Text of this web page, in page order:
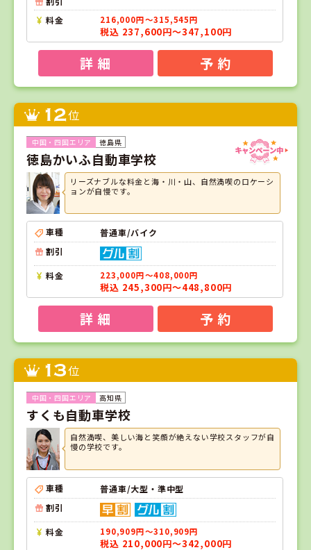
料金
216,000円～315,545円
税込 237,600円～347,100円
詳 細 予 約
12位
徳島県
徳島かいふ自動車学校
リーズナブルな料金と海・川・山、自然満喫のロケーシ
ョンが自慢です。
車種
普通車/バイク
割引
料金 223,000円～408,000円
税込 245,300円～448,800円
詳 細 予 約
13位
高知県
すくも自動車学校
自然満喫、美しい海と笑顔が絶えない学校スタッフが自
慢の学校です。
車種
普通車/大型・準中型
割引
料金 190,909円～310,909円
税込 210,000円～342,000円